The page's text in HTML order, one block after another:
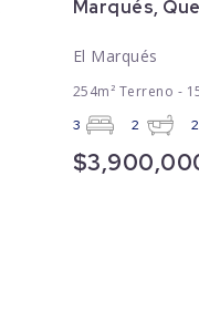
Marqués,
El Marqués
254m² Terreno -
3 2 2